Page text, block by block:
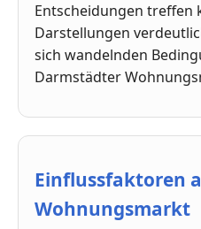
Entscheidungen treffen
Darstellungen
sich wandelnden
Darmstädter
Einflussfaktoren
Wohnungsmarkt